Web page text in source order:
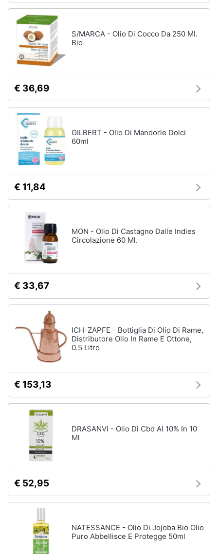
S/MARCA - Olio Di Cocco Da 250 Ml.
Bio
€ 36,69
GILBERT - Olio Di Mandorle Dolci
60ml
€ 11,84
MON - Olio Di Castagno Dalle Indies
Circolazione 60 Ml.
€ 33,67
ICH-ZAPFE - Bottiglia Di Olio Di Rame,
Distributore Olio In Rame E Ottone,
0.5 Litro
€ 153,13
DRASANVI - Olio Di Cbd Al 10% In 10
Ml
€ 52,95
NATESSANCE - Olio Di Jojoba Bio Olio
Puro Abbellisce E Protegge 50ml